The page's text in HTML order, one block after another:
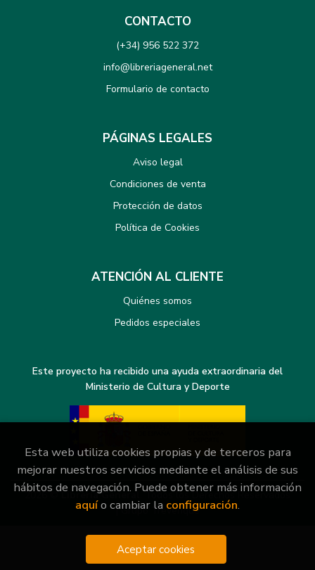
CONTACTO
(+34) 956 522 372
info@libreriageneral.net
Formulario de contacto
PÁGINAS LEGALES
Aviso legal
Condiciones de venta
Protección de datos
Política de Cookies
ATENCIÓN AL CLIENTE
Quiénes somos
Pedidos especiales
Este proyecto ha recibido una ayuda extraordinaria del
Ministerio de Cultura y Deporte
2026 ©Librería General . Todos los Derechos Reservados
|Grupo Trevenque
Esta web utiliza cookies propias y de terceros para
mejorar nuestros servicios mediante el análisis de sus
hábitos de navegación. Puede obtener más información
aquío cambiar la configuración.
Aceptar cookies